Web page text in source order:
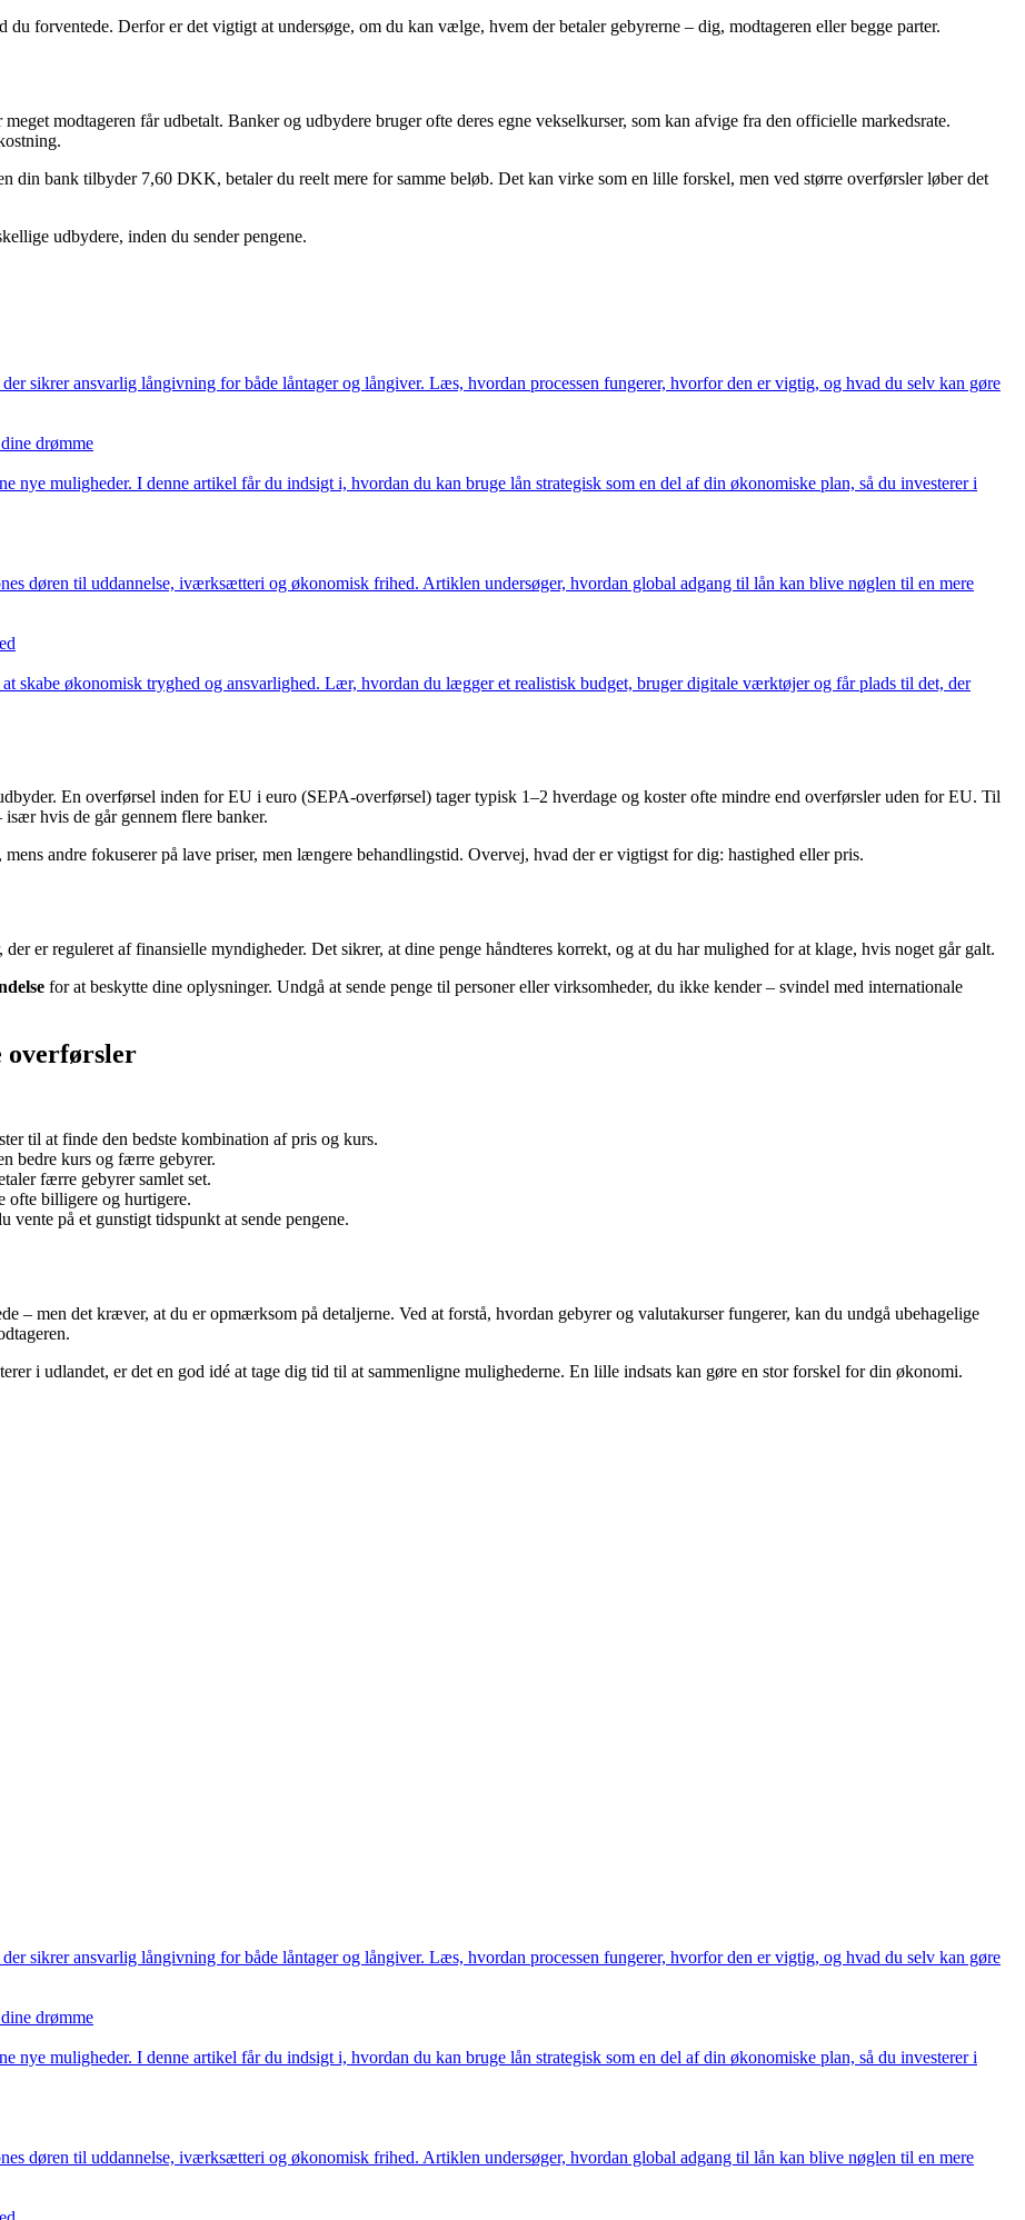
du forventede. Derfor er det vigtigt at undersøge, om du kan vælge, hvem der betaler gebyrerne – dig, modtageren eller begge parter.
modtageren får udbetalt. Banker og udbydere bruger ofte deres egne vekselkurser, som kan afvige fra den officielle markedsrate.
bank tilbyder 7,60 DKK, betaler du reelt mere for samme beløb. Det kan virke som en lille forskel, men ved større overførsler løber det
udbydere, inden du sender pengene.
sikrer ansvarlig långivning for både låntager og långiver. Læs, hvordan processen fungerer, hvorfor den er vigtig, og hvad du selv kan gøre
drømme
muligheder. I denne artikel får du indsigt i, hvordan du kan bruge lån strategisk som en del af din økonomiske plan, så du investerer i
døren til uddannelse, iværksætteri og økonomisk frihed. Artiklen undersøger, hvordan global adgang til lån kan blive nøglen til en mere
skabe økonomisk tryghed og ansvarlighed. Lær, hvordan du lægger et realistisk budget, bruger digitale værktøjer og får plads til det, der
En overførsel inden for EU i euro (SEPA-overførsel) tager typisk 1–2 hverdage og koster ofte mindre end overførsler uden for EU. Til
hvis de går gennem flere banker.
mens andre fokuserer på lave priser, men længere behandlingstid. Overvej, hvad der er vigtigst for dig: hastighed eller pris.
er reguleret af finansielle myndigheder. Det sikrer, at dine penge håndteres korrekt, og at du har mulighed for at klage, hvis noget går galt.
for at beskytte dine oplysninger. Undgå at sende penge til personer eller virksomheder, du ikke kender – svindel med internationale
overførsler
til at finde den bedste kombination af pris og kurs.
bedre kurs og færre gebyrer.
færre gebyrer samlet set.
ofte billigere og hurtigere.
vente på et gunstigt tidspunkt at sende pengene.
– men det kræver, at du er opmærksom på detaljerne. Ved at forstå, hvordan gebyrer og valutakurser fungerer, kan du undgå ubehagelige
i udlandet, er det en god idé at tage dig tid til at sammenligne mulighederne. En lille indsats kan gøre en stor forskel for din økonomi.
sikrer ansvarlig långivning for både låntager og långiver. Læs, hvordan processen fungerer, hvorfor den er vigtig, og hvad du selv kan gøre
drømme
muligheder. I denne artikel får du indsigt i, hvordan du kan bruge lån strategisk som en del af din økonomiske plan, så du investerer i
døren til uddannelse, iværksætteri og økonomisk frihed. Artiklen undersøger, hvordan global adgang til lån kan blive nøglen til en mere